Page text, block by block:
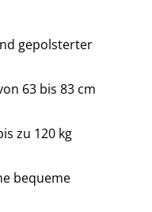
gepolsterter
63 bis 83 cm
zu 120 kg
bequeme